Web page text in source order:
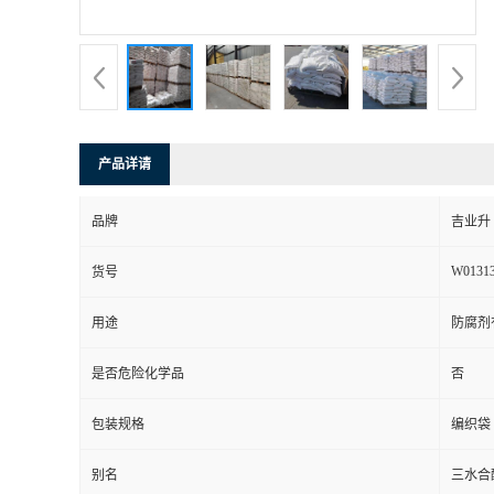
产品详请
品牌 吉业升
货号
用途 防腐
是否危险化学品 否
包装规格 编织袋
别名 三水合